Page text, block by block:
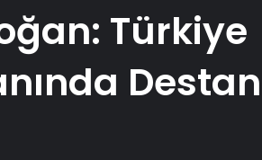
Türkiye
Destan